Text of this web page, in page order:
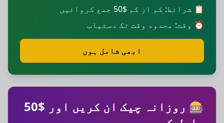
📋 شرائط: کم از کم $50 جمع کروائیں
⏰ وقت: محدود وقت تک دستیاب
ابھی شامل ہوں
🎰 روزانہ چیک ان کریں اور $50